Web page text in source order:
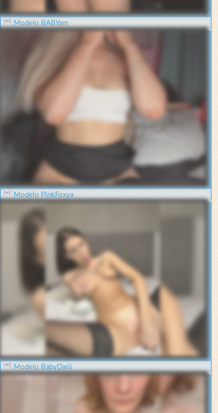
Modelo BABYam
Modelo PinkFoxya
Modelo BabyDarii